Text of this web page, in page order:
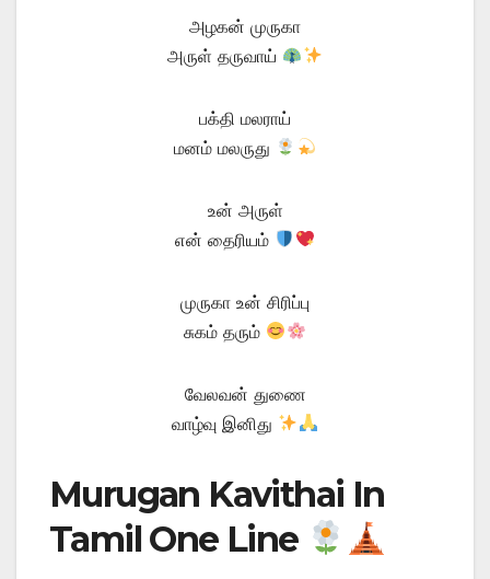
அழகன் முருகா
அருள் தருவாய்
பக்தி மலராய்
மனம் மலருது
உன் அருள்
என் தைரியம்
முருகா உன் சிரிப்பு
சுகம் தரும்
வேலவன் துணை
வாழ்வு இனிது
Murugan Kavithai In
Tamil One Line